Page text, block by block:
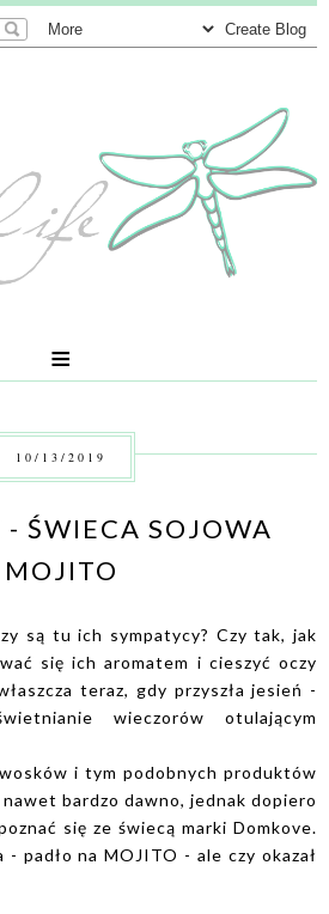
≡
10/13/2019
ŚWIECA SOJOWA
MOJITO
są tu ich sympatycy? Czy tak, jak
się ich aromatem i cieszyć oczy
teraz, gdy przyszła jesień -
wieczorów otulającym
i tym podobnych produktów
nawet bardzo dawno, jednak dopiero
się ze świecą marki Domkove.
- padło na MOJITO - ale czy okazał